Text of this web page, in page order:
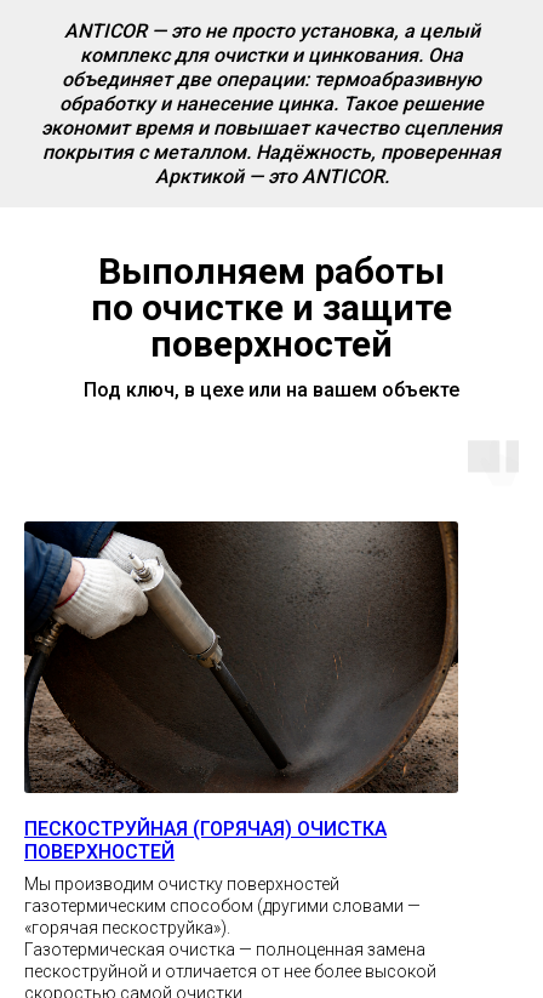
ANTICOR — это не просто установка, а целый
комплекс для очистки и цинкования. Она
объединяет две операции: термоабразивную
обработку и нанесение цинка. Такое решение
экономит время и повышает качество сцепления
покрытия с металлом. Надёжность, проверенная
Арктикой — это ANTICOR.
Выполняем работы
по очистке и защите
поверхностей
Под ключ, в цехе или на вашем объекте
ПЕСКОСТРУЙНАЯ (ГОРЯЧАЯ) ОЧИСТКА
ПОВЕРХНОСТЕЙ
Мы производим очистку поверхностей
газотермическим способом (другими словами —
«горячая пескоструйка»).
Газотермическая очистка — полноценная замена
пескоструйной и отличается от нее более высокой
скоростью самой очистки.